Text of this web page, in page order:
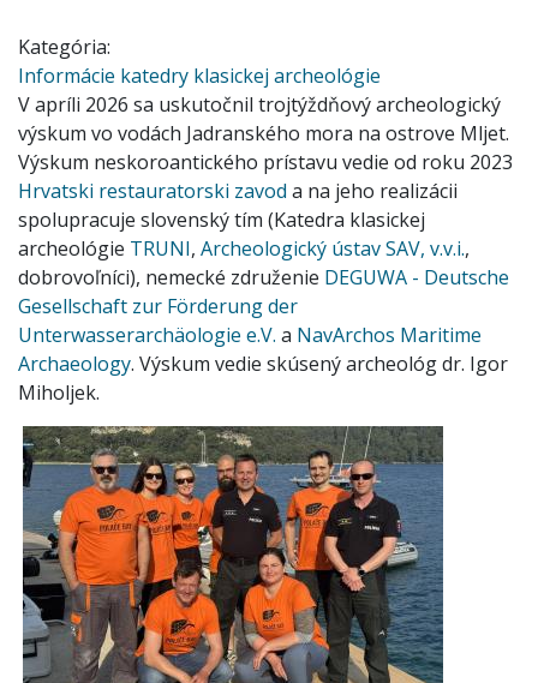
Kategória
Informácie katedry klasickej archeológie
V apríli 2026 sa uskutočnil trojtýždňový archeologický
výskum vo vodách Jadranského mora na ostrove Mljet.
Výskum neskoroantického prístavu vedie od roku 2023
Hrvatski restauratorski zavod a na jeho realizácii
spolupracuje slovenský tím (Katedra klasickej
archeológie TRUNI, Archeologický ústav SAV, v.v.i.,
dobrovoľníci), nemecké združenie DEGUWA - Deutsche
Gesellschaft zur Förderung der
Unterwasserarchäologie e.V. a NavArchos Maritime
Archaeology. Výskum vedie skúsený archeológ dr. Igor
Miholjek.